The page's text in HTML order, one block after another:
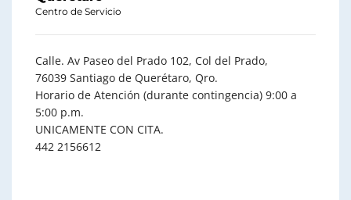
Centro de Servicio
Calle. Av Paseo del Prado 102, Col del Prado,
76039 Santiago de Querétaro, Qro.
Horario de Atención (durante contingencia) 9:00 a
5:00 p.m.
UNICAMENTE CON CITA.
442 2156612